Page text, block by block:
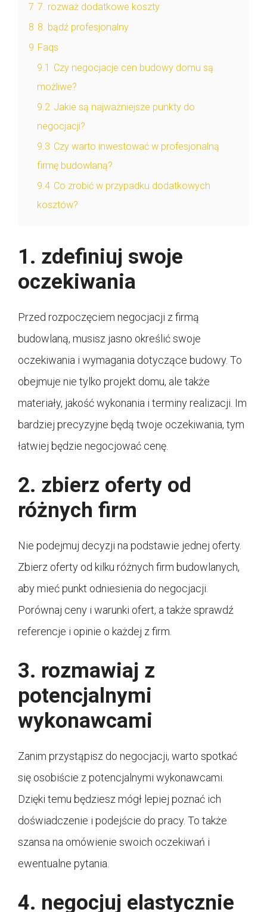
7 7. rozważ dodatkowe koszty
8 8. bądź profesjonalny
9 Faqs
9.1 Czy negocjacje cen budowy domu są
możliwe?
9.2 Jakie są najważniejsze punkty do
negocjacji?
9.3 Czy warto inwestować w profesjonalną
firmę budowlaną?
9.4 Co zrobić w przypadku dodatkowych
kosztów?
1. zdefiniuj swoje
oczekiwania
Przed rozpoczęciem negocjacji z firmą
budowlaną, musisz jasno określić swoje
oczekiwania i wymagania dotyczące budowy. To
obejmuje nie tylko projekt domu, ale także
materiały, jakość wykonania i terminy realizacji. Im
bardziej precyzyjne będą twoje oczekiwania, tym
łatwiej będzie negocjować cenę.
2. zbierz oferty od
różnych firm
Nie podejmuj decyzji na podstawie jednej oferty.
Zbierz oferty od kilku różnych firm budowlanych,
aby mieć punkt odniesienia do negocjacji.
Porównaj ceny i warunki ofert, a także sprawdź
referencje i opinie o każdej z firm.
3. rozmawiaj z
potencjalnymi
wykonawcami
Zanim przystąpisz do negocjacji, warto spotkać
się osobiście z potencjalnymi wykonawcami.
Dzięki temu będziesz mógł lepiej poznać ich
doświadczenie i podejście do pracy. To także
szansa na omówienie swoich oczekiwań i
ewentualne pytania.
4. negocjuj elastycznie